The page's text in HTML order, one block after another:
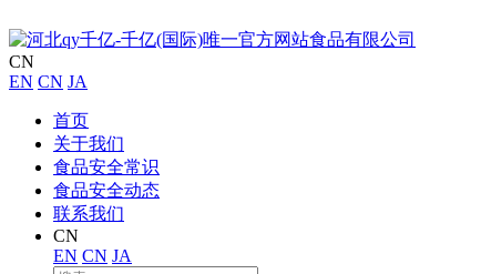
CN
EN CN JA
首页
关于我们
食品安全常识
食品安全动态
联系我们
CN
EN CN JA